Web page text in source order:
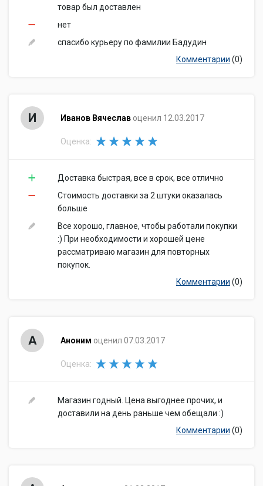
товар был доставлен
нет
спасибо курьеру по фамилии Бадудин
Комментарии (0)
И Иванов Вячеслав оценил 12.03.2017
Оценка:
Доставка быстрая, все в срок, все отлично
Стоимость доставки за 2 штуки оказалась
больше
Все хорошо, главное, чтобы работали покупки
:) При необходимости и хорошей цене
рассматриваю магазин для повторных
покупок.
Комментарии (0)
А Аноним оценил 07.03.2017
Оценка:
Магазин годный. Цена выгоднее прочих, и
доставили на день раньше чем обещали :)
Комментарии (0)